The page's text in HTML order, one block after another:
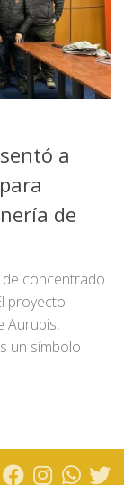
a
de
concentrado
proyecto
Aurubis,
un símbolo